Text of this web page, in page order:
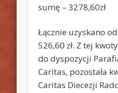
sumę – 3278,60zł
Łącznie uzyskano
526,60 zł. Z tej
do dyspozycji
Caritas, pozostała
Caritas Diecezji